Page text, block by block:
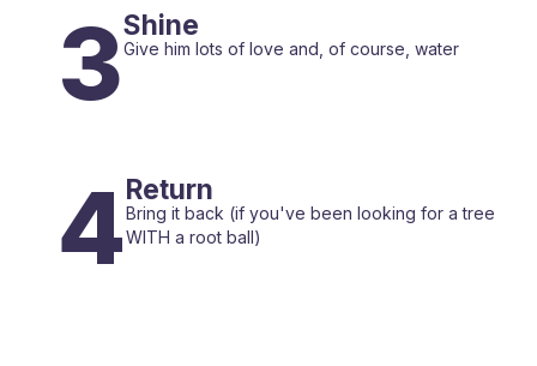
3Shine
Give him lots of love and, of course, water
4Return
Bring it back (if you've been looking for a tree
WITH a root ball)